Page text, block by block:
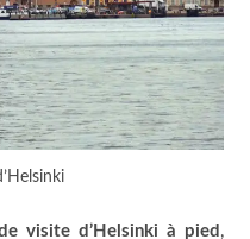
visite d’Helsinki à pied ,